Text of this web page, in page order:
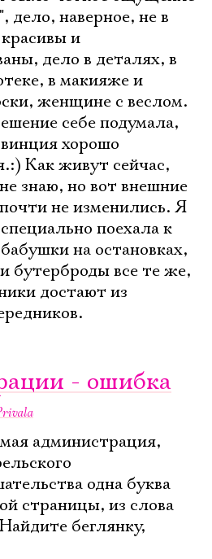
дело, наверное, не в
и
дело в деталях, в
в макияже и
женщине с веслом.
себе подумала,
хорошо
Как живут сейчас,
знаю, но вот внешние
не изменились. Я
поехала к
на остановках,
бутерброды все те же,
достают из
- ошибка
администрация,
одна буква
страницы, из слова
беглянку,